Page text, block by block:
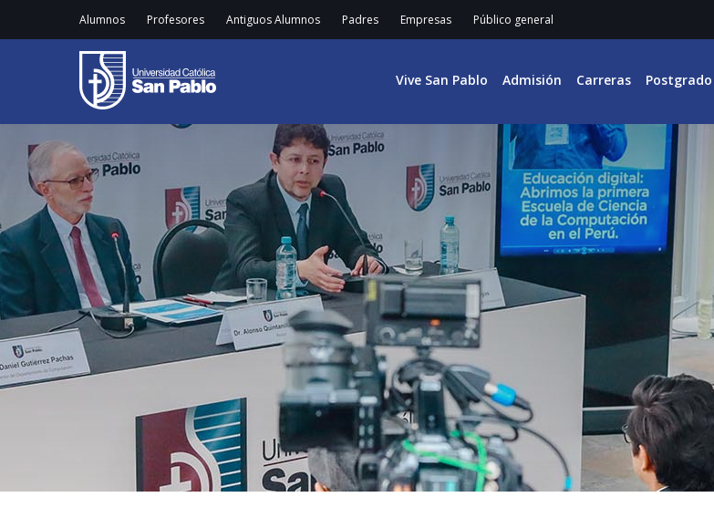
Alumnos Profesores Antiguos Alumnos Padres Empresas Público general
Vive San Pablo Admisión Carreras Postgrado